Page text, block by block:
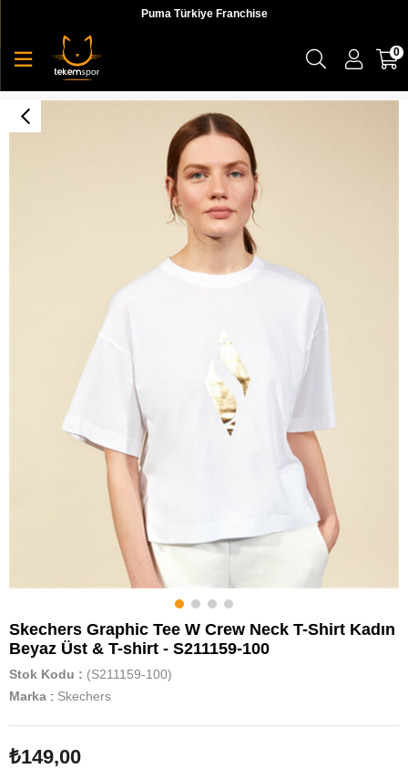
Puma Türkiye Franchise
0
Skechers Graphic Tee W Crew Neck T-Shirt Kadın
Beyaz Üst & T-shirt - S211159-100
Stok Kodu
(S211159-100)
Marka : Skechers
₺149,00